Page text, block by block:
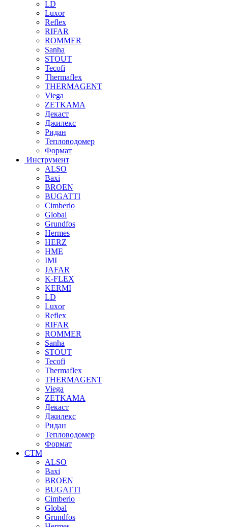
LD
Luxor
Reflex
RIFAR
ROMMER
Sanha
STOUT
Tecofi
Thermaflex
THERMAGENT
Viega
ZETKAMA
Декаст
Джилекс
Ридан
Тепловодомер
Формат
Инструмент
ALSO
Baxi
BROEN
BUGATTI
Cimberio
Global
Grundfos
Hermes
HERZ
HME
IMI
JAFAR
K-FLEX
KERMI
LD
Luxor
Reflex
RIFAR
ROMMER
Sanha
STOUT
Tecofi
Thermaflex
THERMAGENT
Viega
ZETKAMA
Декаст
Джилекс
Ридан
Тепловодомер
Формат
СТМ
ALSO
Baxi
BROEN
BUGATTI
Cimberio
Global
Grundfos